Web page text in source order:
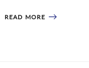
READ MORE